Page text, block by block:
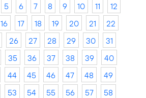
5 6 7 8 9 10 11
12
16 17 18 19 20 21
22
26 27 28 29 30
31
35 36 37 38 39
40
44 45 46 47 48
49
53 54 55 56 57
58